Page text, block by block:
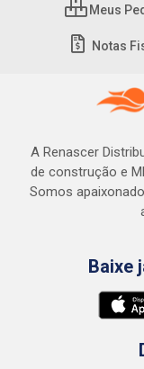
Meus
Notas
A Renascer
de construção e
Somos
Baixe